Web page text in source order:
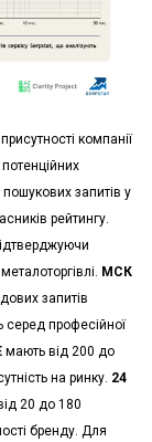
компанії
запитів у
рейтингу.
МСК
запитів
серед професійної
мають від 200 до
на ринку. 24
20 до 180
бренду. Для